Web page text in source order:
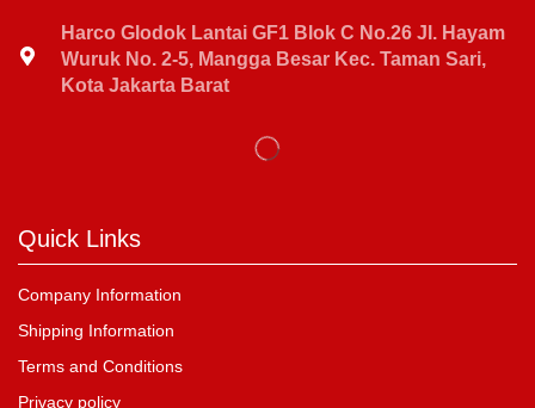
Harco Glodok Lantai GF1 Blok C No.26 Jl. Hayam
Wuruk No. 2-5, Mangga Besar Kec. Taman Sari,
Kota Jakarta Barat
Quick Links
Company Information
Shipping Information
Terms and Conditions
Privacy policy